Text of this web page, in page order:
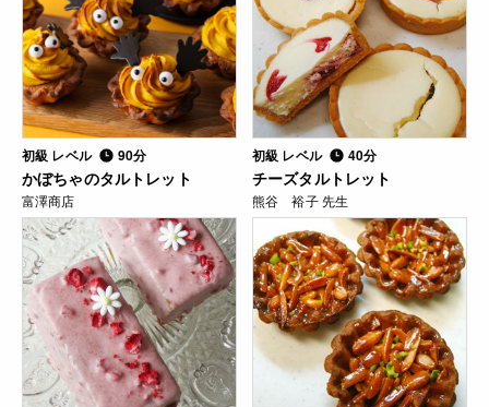
初級 レベル 90分
かぼちゃのタルトレット
富澤商店
初級 レベル 40分
チーズタルトレット
熊谷 裕子 先生